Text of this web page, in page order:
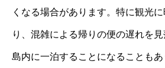
くなる場合があります。特に観光
り、混雑による帰りの便の遅れを見
島内に一泊することになることも